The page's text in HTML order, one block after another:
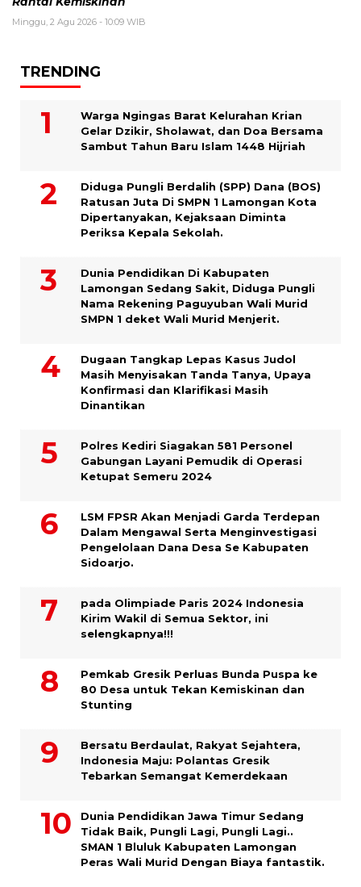
Minggu, 2 Agu 2026 - 10:09 WIB
TRENDING
Warga Ngingas Barat Kelurahan Krian
Gelar Dzikir, Sholawat, dan Doa Bersama
Sambut Tahun Baru Islam 1448 Hijriah
Diduga Pungli Berdalih (SPP) Dana (BOS)
Ratusan Juta Di SMPN 1 Lamongan Kota
Dipertanyakan, Kejaksaan Diminta
Periksa Kepala Sekolah.
Dunia Pendidikan Di Kabupaten
Lamongan Sedang Sakit, Diduga Pungli
Nama Rekening Paguyuban Wali Murid
SMPN 1 deket Wali Murid Menjerit.
Dugaan Tangkap Lepas Kasus Judol
Masih Menyisakan Tanda Tanya, Upaya
Konfirmasi dan Klarifikasi Masih
Dinantikan
Polres Kediri Siagakan 581 Personel
Gabungan Layani Pemudik di Operasi
Ketupat Semeru 2024
LSM FPSR Akan Menjadi Garda Terdepan
Dalam Mengawal Serta Menginvestigasi
Pengelolaan Dana Desa Se Kabupaten
Sidoarjo.
pada Olimpiade Paris 2024 Indonesia
Kirim Wakil di Semua Sektor, ini
selengkapnya!!!
Pemkab Gresik Perluas Bunda Puspa ke
80 Desa untuk Tekan Kemiskinan dan
Stunting
Bersatu Berdaulat, Rakyat Sejahtera,
Indonesia Maju: Polantas Gresik
Tebarkan Semangat Kemerdekaan
Dunia Pendidikan Jawa Timur Sedang
Tidak Baik, Pungli Lagi, Pungli Lagi..
SMAN 1 Bluluk Kabupaten Lamongan
Peras Wali Murid Dengan Biaya fantastik.